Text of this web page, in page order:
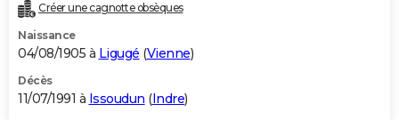
Créer une cagnotte obsèques
Naissance
04/08/1905 à Ligugé (Vienne)
Décès
11/07/1991 à Issoudun (Indre)